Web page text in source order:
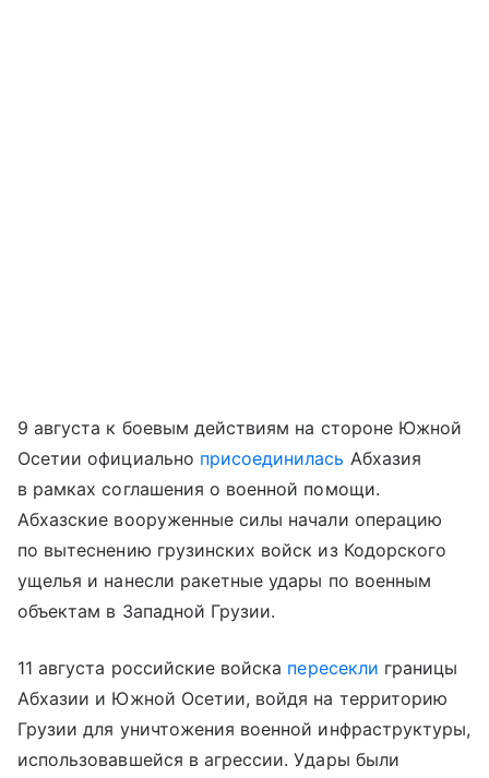
9 августа к боевым действиям на стороне Южной
Осетии официально присоединилась Абхазия
в рамках соглашения о военной помощи.
Абхазские вооруженные силы начали операцию
по вытеснению грузинских войск из Кодорского
ущелья и нанесли ракетные удары по военным
объектам в Западной Грузии.
11 августа российские войска пересекли границы
Абхазии и Южной Осетии, войдя на территорию
Грузии для уничтожения военной инфраструктуры,
использовавшейся в агрессии. Удары были